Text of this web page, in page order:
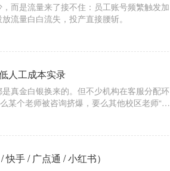
而是流量来了接不住：员工账号频繁触发加
流量白白流失，投产直接腰斩。
人工成本实录
真金白银换来的。但不少机构在客服分配环
个老师被咨询挤爆，要么其他校区老师“没
反而越堆越高。
手 / 广点通 / 小红书）